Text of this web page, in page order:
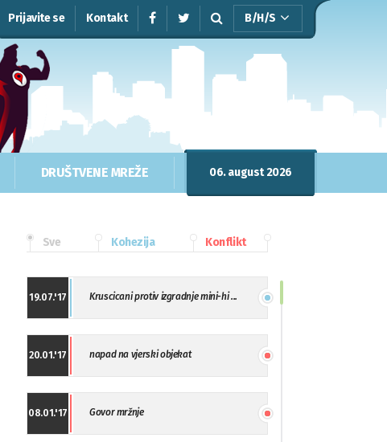
Prijavite se Kontakt B/H/S
DRUŠTVENE MREŽE 06. august 2026
Sve Kohezija Konflikt
19.07.'17 Kruscicani protiv izgradnje mini-hi ...
20.01.'17 napad na vjerski objekat
08.01.'17 Govor mržnje